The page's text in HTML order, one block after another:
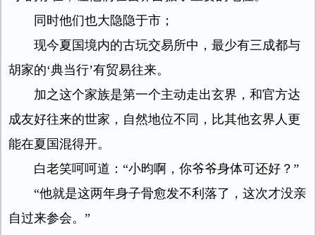
同时他们也大隐隐于市；
现今夏国境内的古玩交易所中，最少有三成都与
胡家的‘典当行’有贸易往来。
加之这个家族是第一个主动走出玄界，和官方达
成友好往来的世家，自然地位不同，比其他玄界人更
能在夏国混得开。
白老笑呵呵道：“小昀啊，你爷爷身体可还好？”
“他就是这两年身子骨愈发不利落了，这次才没亲
自过来参会。”